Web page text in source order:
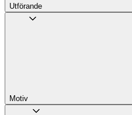
Utförande
Motiv